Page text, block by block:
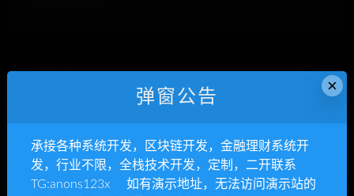
anons123x
开通VIP或充值联系Telegram客服
立即查看
×
弹窗公告
承接各种系统开发，区块链开发，金融理财系统开
发，行业不限，全栈技术开发，定制，二开联系
TG:anons123x 如有演示地址，无法访问演示站的